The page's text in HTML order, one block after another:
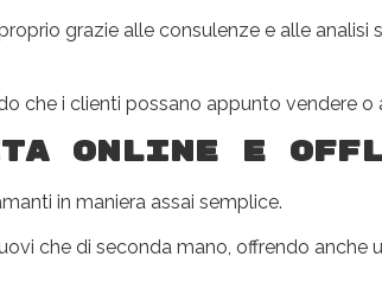
grazie alle consulenze e alle analisi
i clienti possano appunto vendere o
online e
in maniera assai semplice.
che di seconda mano, offrendo anche